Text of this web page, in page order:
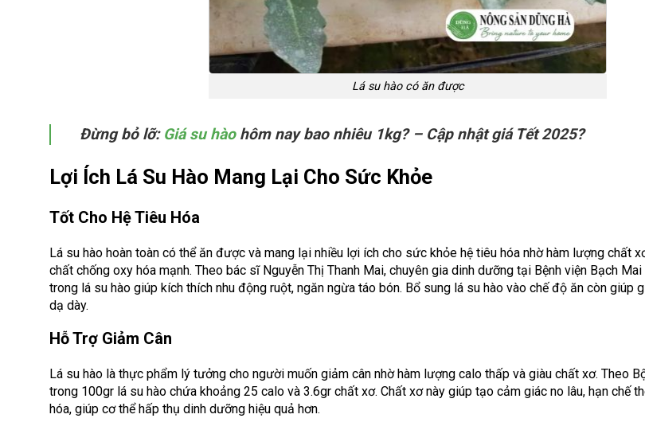
Lá su hào có ăn được
Đừng bỏ lỡ: Giá su hàohôm nay bao nhiêu 1kg? – Cập nhật giá Tết 2025?
Lợi Ích Lá Su Hào Mang Lại Cho Sức Khỏe
Tốt Cho Hệ Tiêu Hóa
Lá su hào hoàn toàn có thể ăn được và mang lại nhiều lợi ích cho sức khỏe hệ tiêu hóa nhờ hàm lượng chất
chất chống oxy hóa mạnh. Theo bác sĩ Nguyễn Thị Thanh Mai, chuyên gia dinh dưỡng tại Bệnh viện Bạch
trong lá su hào giúp kích thích nhu động ruột, ngăn ngừa táo bón. Bổ sung lá su hào vào chế độ ăn còn giúp
dạ dày.
Hỗ Trợ Giảm Cân
Lá su hào là thực phẩm lý tưởng cho người muốn giảm cân nhờ hàm lượng calo thấp và giàu chất xơ. Theo
trong 100gr lá su hào chứa khoảng 25 calo và 3.6gr chất xơ. Chất xơ này giúp tạo cảm giác no lâu, hạn chế
hóa, giúp cơ thể hấp thụ dinh dưỡng hiệu quả hơn.